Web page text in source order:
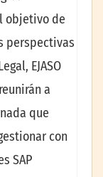
objetivo de
perspectivas
EJASO
a
que
con
SAP